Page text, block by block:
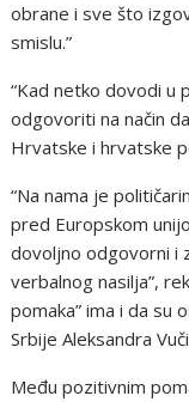
obrane i sve što
smislu.”
“Kad netko dovodi u
odgovoriti na način
Hrvatske i hrvatske
“Na nama je
pred Europskom
dovoljno odgovorni i
verbalnog nasilja”,
pomaka” ima i da su
Srbije Aleksandra
Među pozitivnim